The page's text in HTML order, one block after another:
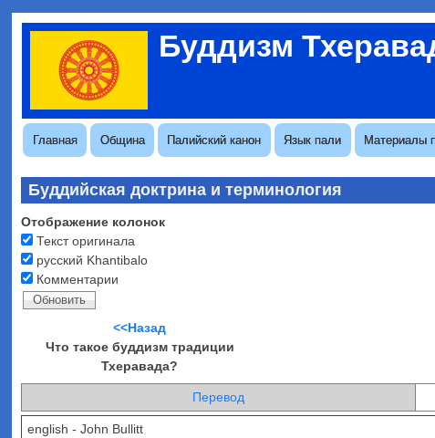
Перейти
основному
содержанию
Буддизм
Меню
учётной
записи
пользователя
Основная
навигация
Главная Община Палийский канон Язык пали Материалы
Буддийская доктрина и терминология
Отображение колонок
Текст оригинала
русский Khantibalo
Комментарии
<<Назад
Что такое буддизм традиции
Тхеравада?
Перевод
english - John Bullitt